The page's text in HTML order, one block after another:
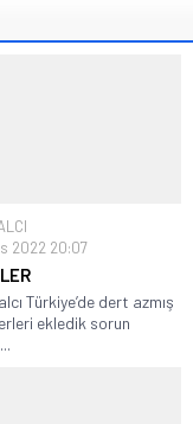
2022 20:07
Türkiye’de dert azmış
ekledik sorun